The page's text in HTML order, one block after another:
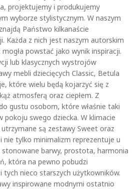
projektujemy i produkujemy
wyborze stylistycznym. W naszym
Państwo kilkanaście
Każda z nich jest naszym autorskim
powstać jako wynik inspiracji.
lub klasycznych wystrojów
mebli dziecięcych Classic, Betula
które wielu będą kojarzyć się z
atmosferą oraz ciepłem. Z
gustu osobom, które właśnie taki
pokoju swego dziecka. W klimacie
są zestawy Sweet oraz
nie tylko minimalizm reprezentuje u
barwy, prostota, harmonia
która na pewno pobudzi
tych nieco starszych użytkowników.
inspirowane modnymi ostatnio